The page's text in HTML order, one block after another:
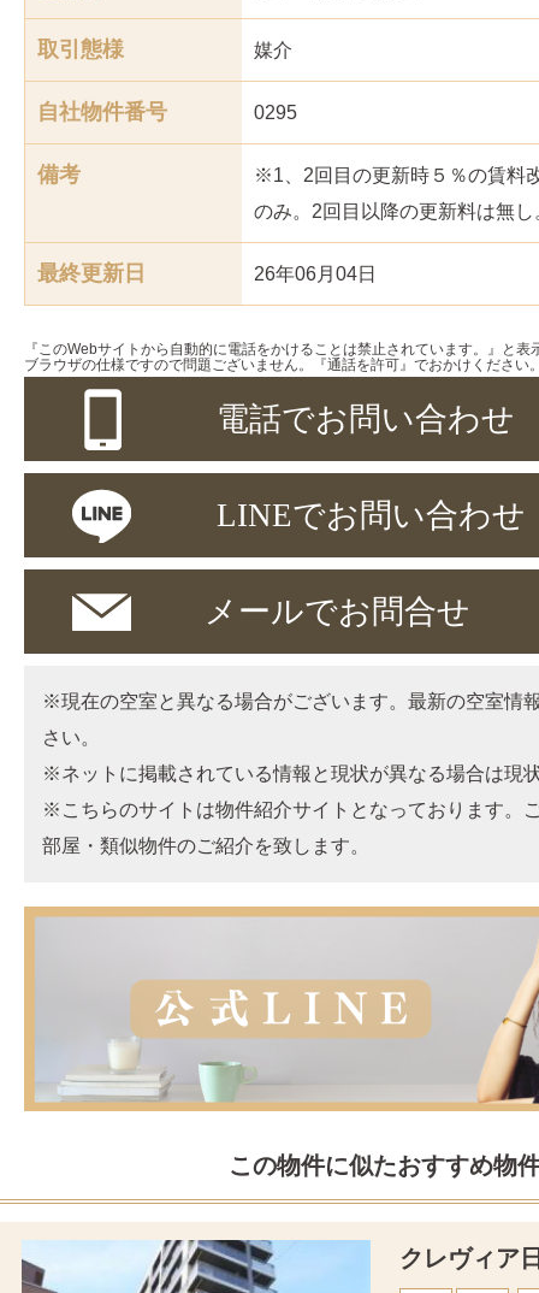
取引態様 媒介
自社物件番号 0295
備考
※1、2回目の更新時５％の賃料
のみ。2回目以降の更新料は無し
最終更新日 26年06月04日
『このWebサイトから自動的に電話をかけることは禁止されています。』と
ブラウザの仕様ですので問題ございません。『通話を許可』でおかけください
電話でお問い合わせ
LINEでお問い合わせ
メールでお問合せ
※現在の空室と異なる場合がございます。最新の空室情
さい。
※ネットに掲載されている情報と現状が異なる場合は現
※こちらのサイトは物件紹介サイトとなっております。
部屋・類似物件のご紹介を致します。
この物件に似たおすすめ物
クレヴィア